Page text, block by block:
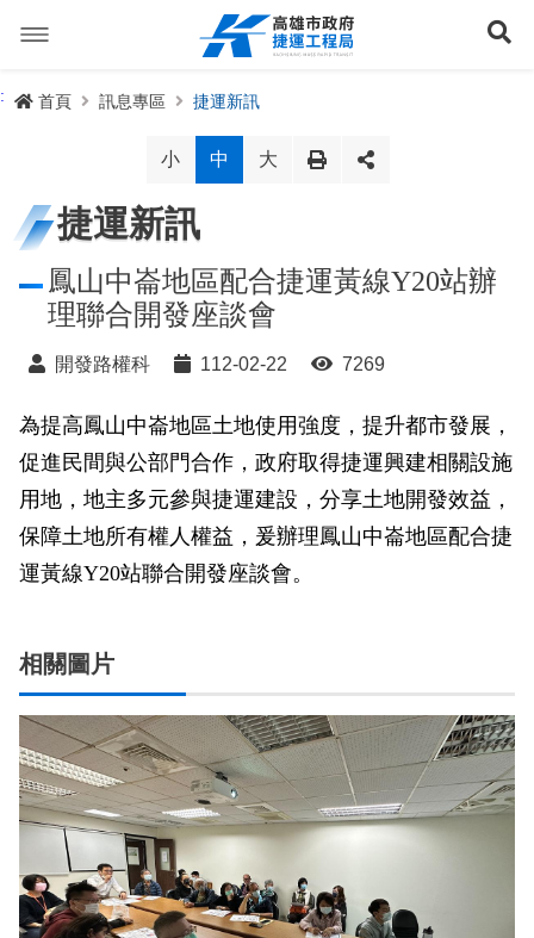
容
捷運路線進度圖
路網簡介
路網規劃
未來發展
規劃中
捷運紫線
前鎮漁港聯外軌道
興建中
各線計畫進度
岡山路竹延伸線(第二A階段)
岡山路竹延伸線(第二B階段)
小港林園線
已通車
捷運紅/橘線
岡山路竹延伸線(第一階段)
訊息專區
公聽會與說明會
政府資訊公開
生態檢核專區
性別主流化專區
政風園地
打詐儀錶板
局長信箱
禁限建專區
增額容積申請
檔案應用專區
常見問答
雙語詞彙
交流互動
照片集錦
影音專區
特色車站
輕軌知識站
輕軌與傳統火車
輕軌與公車捷運
無架空線
關於我們
首長簡介
局徽
本局沿革
服務電話
網站導覽
English
首頁 訊息專區 捷運新訊
小 中 大
捷運新訊
鳳山中崙地區配合捷運黃線Y20站辦
理聯合開發座談會
開發路權科 112-02-22 7269
為提高鳳山中崙地區土地使用強度，提升都市發展，
促進民間與公部門合作，政府取得捷運興建相關設施
用地，地主多元參與捷運建設，分享土地開發效益，
保障土地所有權人權益，爰辦理鳳山中崙地區配合捷
運黃線Y20站聯合開發座談會。
相關圖片